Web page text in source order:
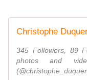
345 Followers, 89
photos and